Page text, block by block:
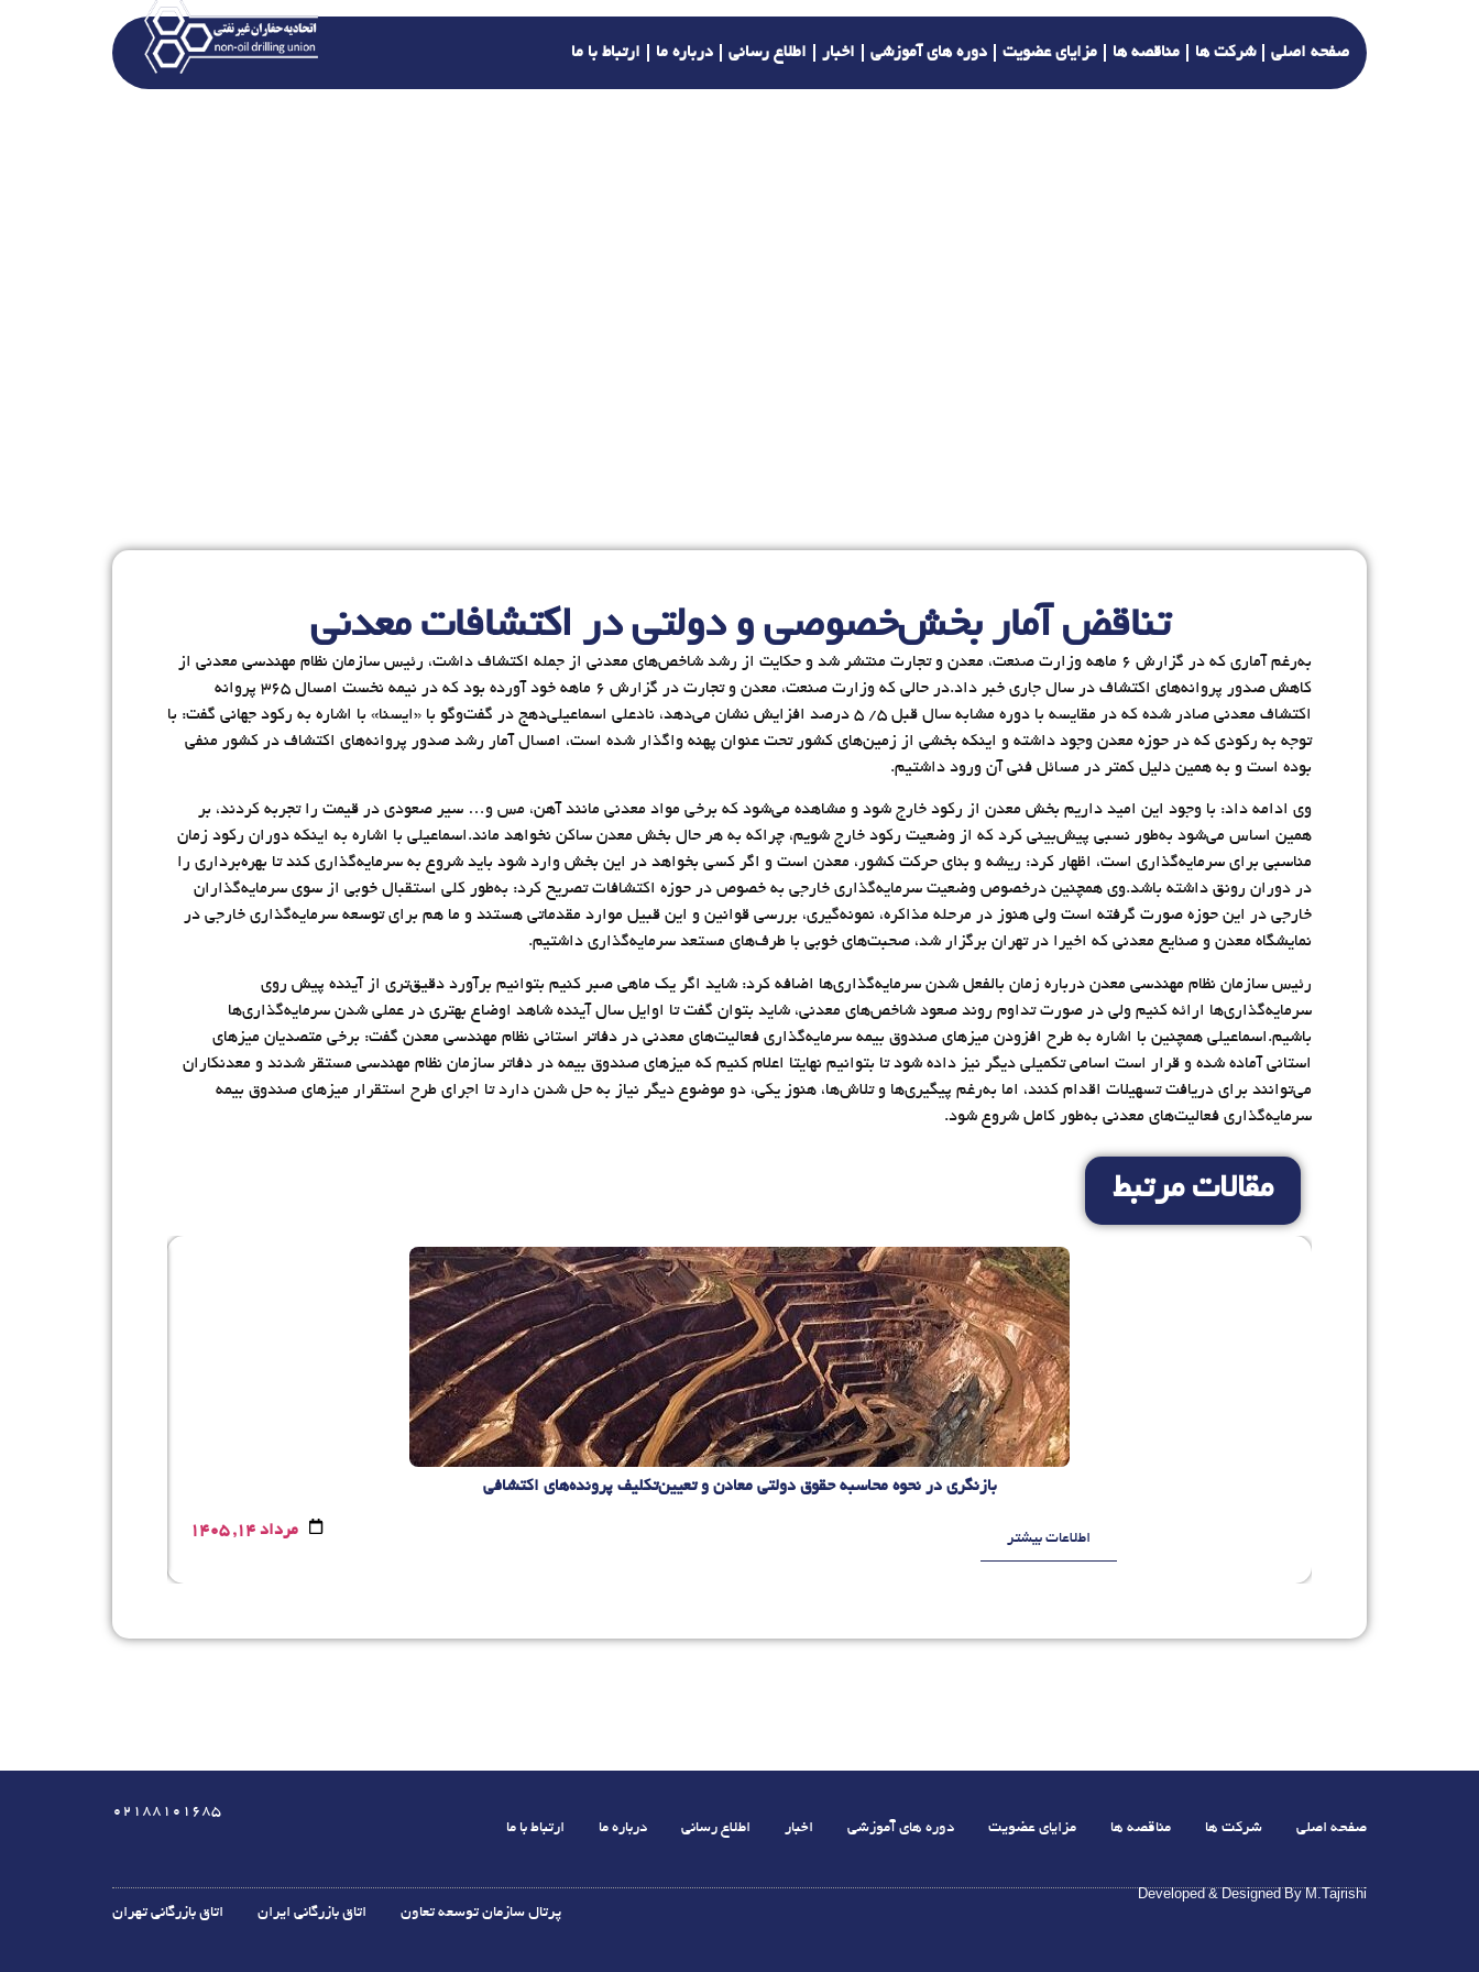
صفحه اصلی شرکت ها مناقصه ها مزایای عضویت دوره های آموزشی اخبار اطلاع رسانی درباره ما ارتباط با ما
تناقض آمار بخش‌خصوصی و دولتی در اکتشافات معدنی
به‌رغم آماری که در گزارش 6 ماهه وزارت صنعت، معدن و تجارت منتشر شد و حکایت از رشد شاخص‌های معدنی از جمله اکتشاف داشت، رئیس سازمان نظام مهندسی معدنی از
کاهش صدور پروانه‌های اکتشاف در سال جاری خبر داد.در حالی که وزارت صنعت، معدن و تجارت در گزارش 6 ماهه خود آورده بود که در نیمه نخست امسال ۳۶۵ پروانه
اکتشاف معدنی صادر شده که در مقایسه با دوره مشابه سال قبل 5/ 5 درصد افزایش نشان می‌دهد، نادعلی اسماعیلی‌دهج در گفت‌وگو با «ایسنا» با اشاره به رکود جهانی گفت: با
توجه به رکودی که در حوزه معدن وجود داشته و اینکه بخشی از زمین‌های کشور تحت عنوان پهنه واگذار شده است، امسال آمار رشد صدور پروانه‌های اکتشاف در کشور منفی
بوده است و به همین دلیل کمتر در مسائل فنی آن ورود داشتیم.
وی ادامه داد: با وجود این امید داریم بخش معدن از رکود خارج شود و مشاهده می‌شود که برخی مواد معدنی مانند آهن، مس و… سیر صعودی در قیمت را تجربه کردند، بر
همین اساس می‌شود به‌طور نسبی پیش‌بینی کرد که از وضعیت رکود خارج شویم، چراکه به هر حال بخش معدن ساکن نخواهد ماند.اسماعیلی با اشاره به اینکه دوران رکود زمان
مناسبی برای سرمایه‌گذاری است، اظهار کرد: ریشه و بنای حرکت کشور، معدن است و اگر کسی بخواهد در این بخش وارد شود باید شروع به سرمایه‌گذاری کند تا بهره‌برداری را
در دوران رونق داشته باشد.وی همچنین درخصوص وضعیت سرمایه‌گذاری خارجی به خصوص در حوزه اکتشافات تصریح کرد: به‌طور کلی استقبال خوبی از سوی سرمایه‌گذاران
خارجی در این حوزه صورت گرفته است ولی هنوز در مرحله مذاکره، نمونه‌گیری، بررسی قوانین و این قبیل موارد مقدماتی هستند و ما هم برای توسعه سرمایه‌گذاری خارجی در
نمایشگاه معدن و صنایع معدنی که اخیرا در تهران برگزار شد، صحبت‌های خوبی با طرف‌های مستعد سرمایه‌گذاری داشتیم.
رئیس سازمان نظام مهندسی معدن درباره زمان بالفعل شدن سرمایه‌گذاری‌ها اضافه کرد: شاید اگر یک ماهی صبر کنیم بتوانیم برآورد دقیق‌تری از آینده پیش روی
سرمایه‌گذاری‌ها ارائه کنیم ولی در صورت تداوم روند صعود شاخص‌های معدنی، شاید بتوان گفت تا اوایل سال آینده شاهد اوضاع بهتری در عملی شدن سرمایه‌گذاری‌ها
باشیم.اسماعیلی همچنین با اشاره به طرح افزودن میزهای صندوق بیمه سرمایه‌گذاری فعالیت‌های معدنی در دفاتر استانی نظام مهندسی معدن گفت: برخی متصدیان میز‌های
استانی آماده شده و قرار است اسامی تکمیلی دیگر نیز داده شود تا بتوانیم نهایتا اعلام کنیم که میزهای صندوق بیمه در دفاتر سازمان نظام مهندسی مستقر شدند و معدنکاران
می‌توانند برای دریافت تسهیلات اقدام کنند، اما به‌رغم پیگیری‌ها و تلاش‌ها، هنوز یکی، دو موضوع دیگر نیاز به حل شدن دارد تا اجرای طرح استقرار میزهای صندوق بیمه
سرمایه‌گذاری فعالیت‌های معدنی به‌طور کامل شروع شود.
مقالات مرتبط
بازنگری در نحوه محاسبه حقوق دولتی معادن و تعیین‌تکلیف پرونده‌های اکتشافی
اطلاعات بیشتر مرداد 14, 1405
صفحه اصلی شرکت ها مناقصه ها مزایای عضویت دوره های آموزشی اخبار اطلاع رسانی درباره ما ارتباط با ما
02188101685
Developed & Designed By M.Tajrishi
پرتال سازمان توسعه تعاون اتاق بازرگانی ایران اتاق بازرگانی تهران